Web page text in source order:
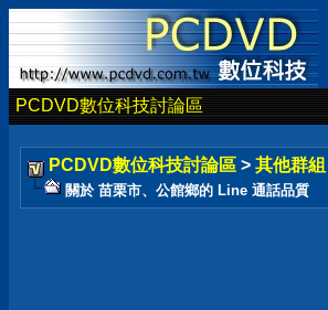
PCDVD數位科技討論區
PCDVD數位科技討論區 > 其他群組
關於 苗栗市、公館鄉的 Line 通話品質